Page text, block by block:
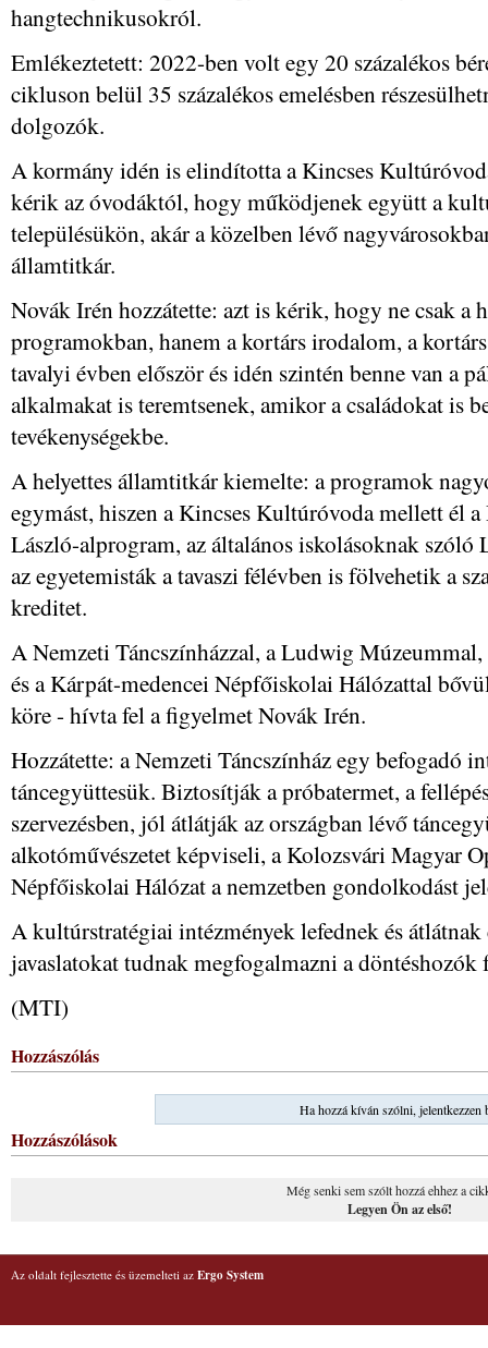
hangtechnikusokról.
Emlékeztetett: 2022-ben volt egy 20 százalékos
cikluson belül 35 százalékos emelésben
dolgozók.
A kormány idén is elindította a Kincses
kérik az óvodáktól, hogy működjenek együtt a
településükön, akár a közelben lévő
államtitkár.
Novák Irén hozzátette: azt is kérik, hogy ne csak a
programokban, hanem a kortárs irodalom, a
tavalyi évben először és idén szintén benne van a
alkalmakat is teremtsenek, amikor a családokat is
tevékenységekbe.
A helyettes államtitkár kiemelte: a programok
egymást, hiszen a Kincses Kultúróvoda mellett él
László-alprogram, az általános iskolásoknak
az egyetemisták a tavaszi félévben is fölvehetik a
kreditet.
A Nemzeti Táncszínházzal, a Ludwig
és a Kárpát-medencei Népfőiskolai Hálózattal
köre - hívta fel a figyelmet Novák Irén.
Hozzátette: a Nemzeti Táncszínház egy befogadó
táncegyüttesük. Biztosítják a próbatermet, a
szervezésben, jól átlátják az országban lévő
alkotóművészetet képviseli, a Kolozsvári Magyar
Népfőiskolai Hálózat a nemzetben gondolkodást
A kultúrstratégiai intézmények lefednek és
javaslatokat tudnak megfogalmazni a
(MTI)
Hozzászólás
Ha hozzá kíván szólni, jelentkezzen
Hozzászólások
Még senki sem szólt hozzá ehhez a
Legyen Ön az első!
Az oldalt fejlesztette és üzemelteti az Ergo System